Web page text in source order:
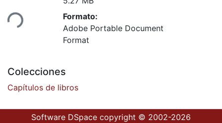
Formato:
Adobe Portable Document
Format
Colecciones
Capítulos de libros
Software DSpace copyright © 2002-2026